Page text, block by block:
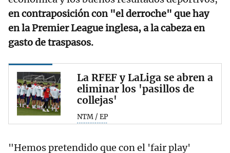
en contraposición con "el derroche" que hay
en la Premier League inglesa, a la cabeza en
gasto de traspasos.
La RFEF y LaLiga se abren a
eliminar los 'pasillos de
collejas'
NTM / EP
"Hemos pretendido que con el 'fair play'